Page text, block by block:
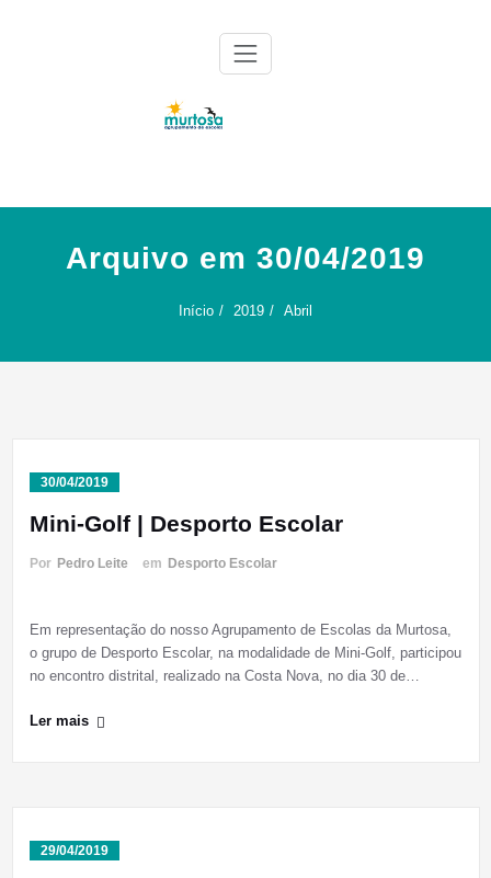
Arquivo em 30/04/2019
Início 2019 Abril
30/04/2019
Mini-Golf | Desporto Escolar
Por Pedro Leite em Desporto Escolar
Em representação do nosso Agrupamento de Escolas da Murtosa,
o grupo de Desporto Escolar, na modalidade de Mini-Golf, participou
no encontro distrital, realizado na Costa Nova, no dia 30 de…
Ler mais
29/04/2019